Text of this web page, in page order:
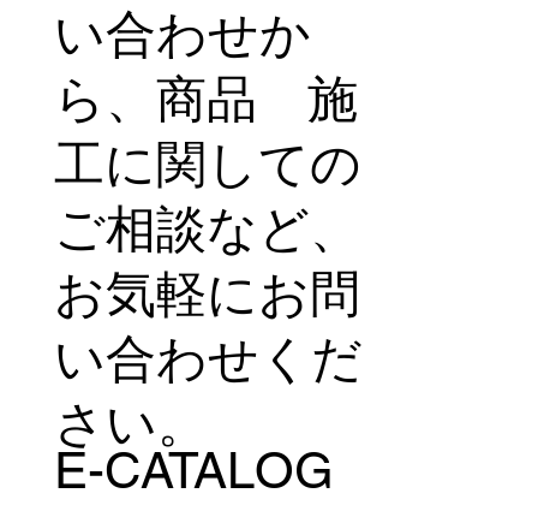
い合わせか
ら、商品 施
工に関しての
ご相談など、
お気軽にお問
い合わせくだ
さい。
E-CATALOG